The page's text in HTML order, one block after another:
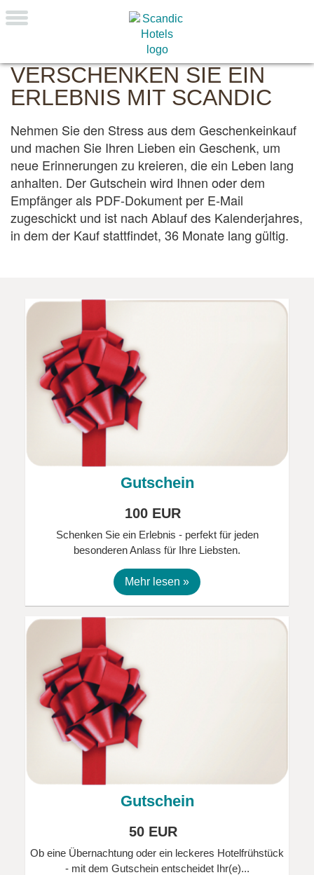
Shopping Cart cleared
Cart Item Increased: {0}, Current Quantity: {1}
Cart Item Decreased: {0}, Current Quantity: {1}
Pop-up opened: Terms and Conditions.
Pop-up opened: Data protection policies.
Edit GiftCard Loading
Edit GiftCard closing
Edit GiftCard closed
VERSCHENKEN SIE EIN
ERLEBNIS MIT SCANDIC
Nehmen Sie den Stress aus dem Geschenkeinkauf
und machen Sie Ihren Lieben ein Geschenk, um
neue Erinnerungen zu kreieren, die ein Leben lang
anhalten. Der Gutschein wird Ihnen oder dem
Empfänger als PDF-Dokument per E-Mail
zugeschickt und ist nach Ablauf des Kalenderjahres,
in dem der Kauf stattfindet, 36 Monate lang gültig.
Gutschein
100 EUR
Schenken Sie ein Erlebnis - perfekt für jeden
besonderen Anlass für Ihre Liebsten.
Gutschein
50 EUR
Ob eine Übernachtung oder ein leckeres Hotelfrühstück
- mit dem Gutschein entscheidet Ihr(e)...